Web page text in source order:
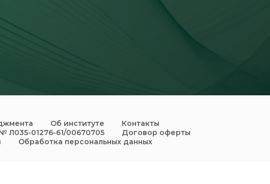
Об институте
Контакты
Л035-01276-61/00670705
Договор оферты
Обработка персональных данных